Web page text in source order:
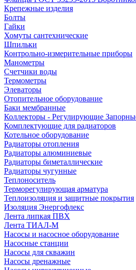
Крепежные изделия
Болты
Гайки
Хомуты сантехнические
Шпильки
Контрольно-измерительные приборы
Манометры
Счетчики воды
Термометры
Элеваторы
Отопительное оборудование
Баки мембранные
Коллекторы - Регулирующие
Комплектующие для радиаторов
Котельное оборудование
Радиаторы отопления
Радиаторы алюминиевые
Радиаторы биметаллические
Радиаторы чугунные
Теплоноситель
Терморегулирующая арматура
Теплоизоляция и защитные покрытия
Изоляция Энергофлекс
Лента липкая ПВХ
Лента ТИАЛ-М
Насосы и насосное оборудование
Насосные станции
Насосы для скважин
Насосы дренажные